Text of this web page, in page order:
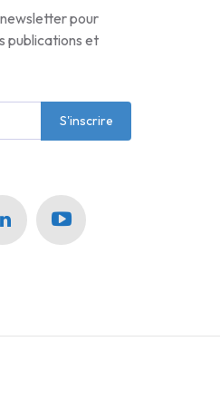
pour
publications et
S'inscrire